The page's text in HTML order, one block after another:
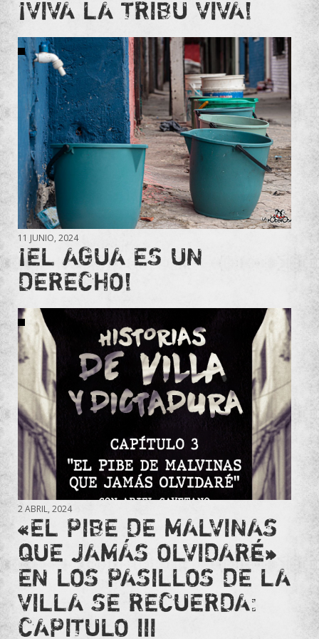
¡VIVA LA TRIBU VIVA!
11 JUNIO, 2024
¡EL AGUA ES UN
DERECHO!
2 ABRIL, 2024
«EL PIBE DE MALVINAS
QUE JAMÁS OLVIDARÉ»
EN LOS PASILLOS DE LA
VILLA SE RECUERDA:
CAPITULO III